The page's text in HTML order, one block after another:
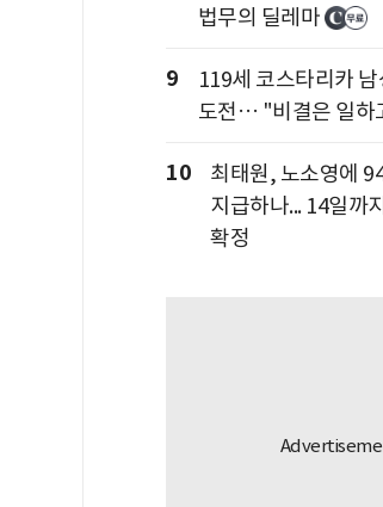
법무의 딜레마
9
119세 코스타리카
도전… "비결은 일하
10
최태원, 노소영에
지급하나... 14일까
확정